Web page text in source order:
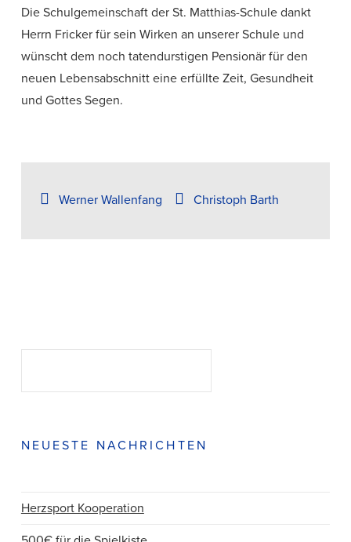
Die Schulgemeinschaft der St. Matthias-Schule dankt
Herrn Fricker für sein Wirken an unserer Schule und
wünscht dem noch tatendurstigen Pensionär für den
neuen Lebensabschnitt eine erfüllte Zeit, Gesundheit
und Gottes Segen.
Werner Wallenfang Christoph Barth
NEUESTE NACHRICHTEN
Herzsport Kooperation